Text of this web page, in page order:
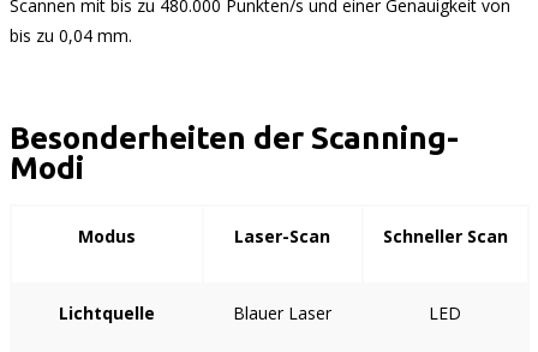
Scannen mit bis zu 480.000 Punkten/s und einer Genauigkeit von
bis zu 0,04 mm.
Besonderheiten der Scanning-
Modi
Modus Laser-Scan Schneller Scan
Lichtquelle Blauer Laser LED